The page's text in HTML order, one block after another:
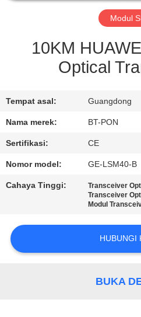
KAMI
PERMINTAAN
PENAWARAN
SITEMAP
PRIVACY
Modul
10KM
Optical
Tempat asal: Guangdong
Nama merek: BT-PON
Sertifikasi: CE
Nomor model: GE-LSM40-B
Cahaya Tinggi: Transceiver
Transceiver
Modul
HUBUNGI
BUKA